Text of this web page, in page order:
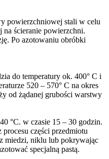
powierzchniowej stali w celu
na ścieranie powierzchni.
Po azotowaniu obróbki
do temperatury ok. 400° C i
520 – 570° C na okres
od żądanej grubości warstwy
°C. w czasie 15 – 30 godzin.
części przedmiotu
miedzi, niklu lub pokrywając
specjalną pastą.